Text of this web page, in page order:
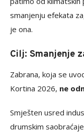
smanjenju efekata
je ona.
Cilj: Smanjenje
Zabrana, koja se
Kortina 2026, ne
Smješten usred
drumskim